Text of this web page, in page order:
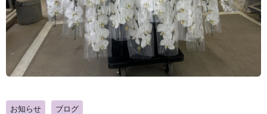
お知らせ ブログ